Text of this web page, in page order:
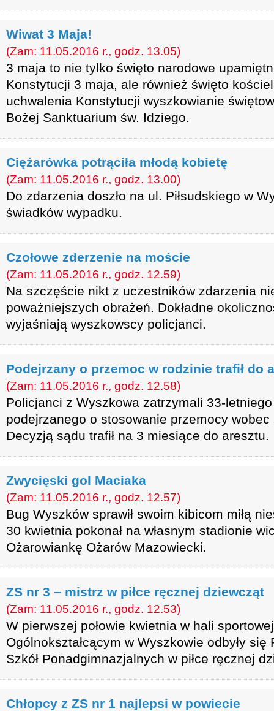
Wiwat 3 Maja!
(Zam: 11.05.2016 r., godz. 13.05)
3 maja to nie tylko święto narodowe
Konstytucji 3 maja, ale również święto
uchwalenia Konstytucji wyszkowianie
Bożej Sanktuarium św. Idziego.
Ciężarówka potrąciła młodą kobietę
(Zam: 11.05.2016 r., godz. 13.00)
Do zdarzenia doszło na ul. Piłsudskiego w
świadków wypadku.
Czołowe zderzenie na moście
(Zam: 11.05.2016 r., godz. 12.59)
Na szczęście nikt z uczestników zdarzenia
poważniejszych obrażeń. Dokładne
wyjaśniają wyszkowscy policjanci.
Podejrzany o przemoc w rodzinie trafił do
(Zam: 11.05.2016 r., godz. 12.58)
Policjanci z Wyszkowa zatrzymali 33-
podejrzanego o stosowanie przemocy
Decyzją sądu trafił na 3 miesiące do aresztu.
Zwycięski gol Maciaka
(Zam: 11.05.2016 r., godz. 12.57)
Bug Wyszków sprawił swoim kibicom miłą
30 kwietnia pokonał na własnym stadionie
Ożarowiankę Ożarów Mazowiecki.
ZS nr 3 – mistrz w piłce ręcznej dziewcząt
(Zam: 11.05.2016 r., godz. 12.53)
W pierwszej połowie kwietnia w hali
Ogólnokształcącym w Wyszkowie odbyły
Szkół Ponadgimnazjalnych w piłce ręcznej
Chłopcy z ZS nr 1 najlepsi w powiecie